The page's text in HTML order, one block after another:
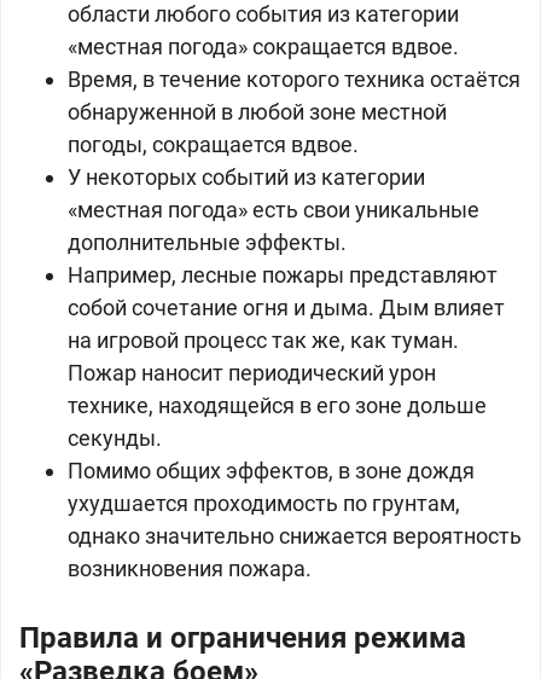
области любого события из категории
«местная погода» сокращается вдвое.
Время, в течение которого техника остаётся
обнаруженной в любой зоне местной
погоды, сокращается вдвое.
У некоторых событий из категории
«местная погода» есть свои уникальные
дополнительные эффекты.
Например, лесные пожары представляют
собой сочетание огня и дыма. Дым влияет
на игровой процесс так же, как туман.
Пожар наносит периодический урон
технике, находящейся в его зоне дольше
секунды.
Помимо общих эффектов, в зоне дождя
ухудшается проходимость по грунтам,
однако значительно снижается вероятность
возникновения пожара.
Правила и ограничения режима
«Разведка боем»